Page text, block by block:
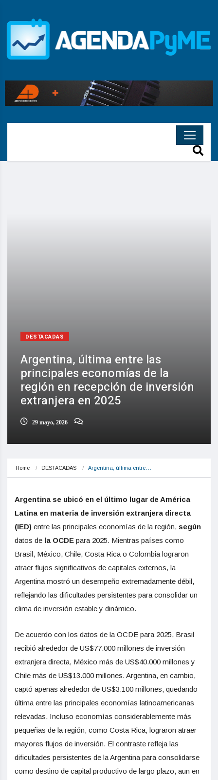
DESTACADAS
Argentina, última entre las
principales economías de la
región en recepción de inversión
extranjera en 2025
29 mayo, 2026
Home DESTACADAS Argentina, última entre…
Argentina se ubicó en el último lugar de América
Latina en materia de inversión extranjera directa
(IED) entre las principales economías de la región, según
datos de la OCDE para 2025. Mientras países como
Brasil, México, Chile, Costa Rica o Colombia lograron
atraer flujos significativos de capitales externos, la
Argentina mostró un desempeño extremadamente débil,
reflejando las dificultades persistentes para consolidar un
clima de inversión estable y dinámico.
De acuerdo con los datos de la OCDE para 2025, Brasil
recibió alrededor de US$77.000 millones de inversión
extranjera directa, México más de US$40.000 millones y
Chile más de US$13.000 millones. Argentina, en cambio,
captó apenas alrededor de US$3.100 millones, quedando
última entre las principales economías latinoamericanas
relevadas. Incluso economías considerablemente más
pequeñas de la región, como Costa Rica, lograron atraer
mayores flujos de inversión. El contraste refleja las
dificultades persistentes de la Argentina para consolidarse
como destino de capital productivo de largo plazo, aun en